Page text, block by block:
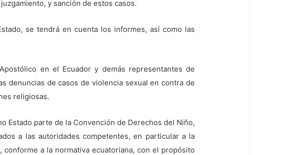
y sanción de estos casos.
se tendrá en cuenta los informes, así como las
en el Ecuador y demás representantes de
denuncias de casos de violencia sexual en contra de
religiosas.
Estado parte de la Convención de Derechos del Niño,
a las autoridades competentes, en particular a la
a la normativa ecuatoriana, con el propósito